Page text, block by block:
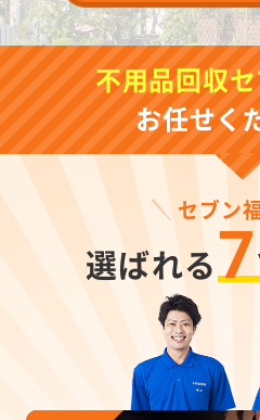
不用品回収
お任せく
セブン
選ばれる7